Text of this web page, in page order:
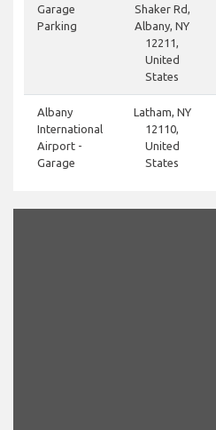
Garage
Parking
Shaker Rd,
Albany, NY
12211,
United
States
Albany
International
Airport -
Garage
Latham, NY
12110,
United
States